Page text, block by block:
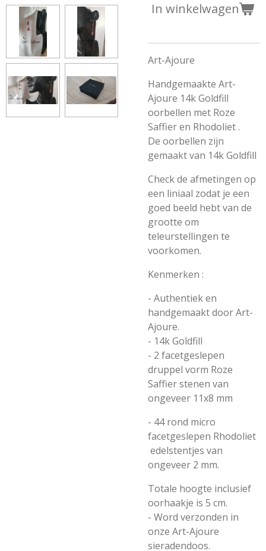
In winkelwagen
Art-Ajoure
Handgemaakte Art-
Ajoure 14k Goldfill
oorbellen met Roze
Saffier en Rhodoliet .
De oorbellen zijn
gemaakt van 14k Goldfill
Check de afmetingen op
een liniaal zodat je een
goed beeld hebt van de
grootte om
teleurstellingen te
voorkomen.
Kenmerken :
- Authentiek en
handgemaakt door Art-
Ajoure.
- 14k Goldfill
- 2 facetgeslepen
druppel vorm Roze
Saffier stenen van
ongeveer 11x8 mm
- 44 rond micro
facetgeslepen Rhodoliet
edelstentjes van
ongeveer 2 mm.
Totale hoogte inclusief
oorhaakje is 5 cm.
- Word verzonden in
onze Art-Ajoure
sieradendoos.